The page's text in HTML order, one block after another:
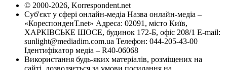
© 2000-2026, Korrespondent.net
Суб'єкт у сфері онлайн-медіа Назва онлайн-медіа –
«КореспонденТ.net» Адреса: 02091, місто Київ,
ХАРКІВСЬКЕ ШОСЕ, будинок 172-Б, офіс 208/1 E-mail:
sunlight@mediadim.com.ua Телефон: 044-205-43-00
Ідентифікатор медіа – R40-06068
Використання будь-яких матеріалів, розміщених на
сайті, дозволяється за умови посилання на